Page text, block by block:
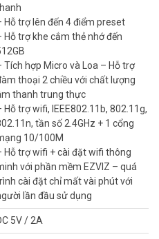
nữa, bạn có thể tùy chỉnh việc
biệt của mình để quan sát không
Hỗ trợ lên đến 4 điểm preset
Hỗ trợ khe cắm thẻ nhớ đến
Tích hợp Micro và Loa – Hỗ trợ
thoại 2 chiều với chất lượng
thanh trung thực
Hỗ trợ wifi, IEEE802.11b, 802.11g,
tần số 2.4GHz + 1 cổng
10/100M
Hỗ trợ wifi + cài đặt wifi thông
với phần mềm EZVIZ – quá
cài đặt chỉ mất vài phút với
lần đầu sử dụng
5V / 2A